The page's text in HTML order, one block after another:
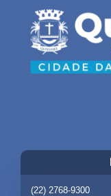
(22) 2768-9300